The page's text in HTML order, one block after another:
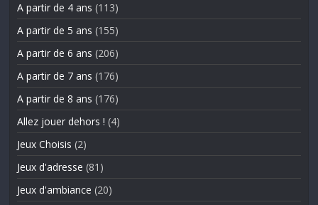
A partir de 4 ans (113)
A partir de 5 ans (155)
A partir de 6 ans (206)
A partir de 7 ans (176)
A partir de 8 ans (176)
Allez jouer dehors ! (4)
Jeux Choisis (2)
Jeux d'adresse (81)
Jeux d'ambiance (20)